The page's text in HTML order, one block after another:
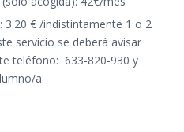
3.20 € /indistintamente 1 o 2
servicio se deberá avisar
teléfono: 633-820-930 y
a.